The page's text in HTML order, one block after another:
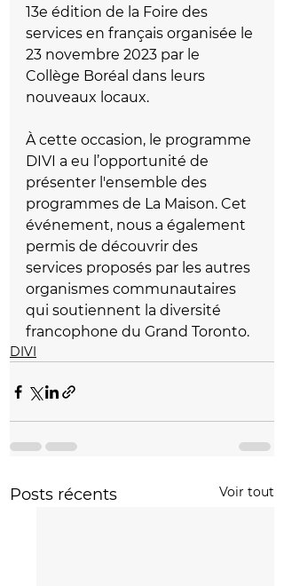
13e édition de la Foire des
services en français organisée le
23 novembre 2023 par le
Collège Boréal dans leurs
nouveaux locaux.
À cette occasion, le programme
DIVI a eu l’opportunité de
présenter l'ensemble des
programmes de La Maison. Cet
événement, nous a également
permis de découvrir des
services proposés par les autres
organismes communautaires
qui soutiennent la diversité
francophone du Grand Toronto.
DIVI
Posts récents Voir tout